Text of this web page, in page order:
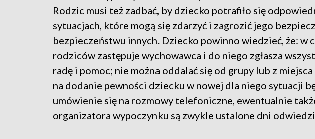
Rodzic musi też zadbać, by dziecko potrafiło się
sytuacjach, które mogą się zdarzyć i zagrozić jego
bezpieczeństwu innych. Dziecko powinno wiedzieć, że: w
rodziców zastępuje wychowawca i do niego zgłasza
radę i pomoc; nie można oddalać się od grupy lub z
na dodanie pewności dziecku w nowej dla niego sytuacji
umówienie się na rozmowy telefoniczne, ewentualnie
organizatora wypoczynku są zwykle ustalone dni